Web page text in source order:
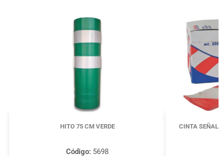
HITO 75 CM VERDE
Código: 5698
CINTA